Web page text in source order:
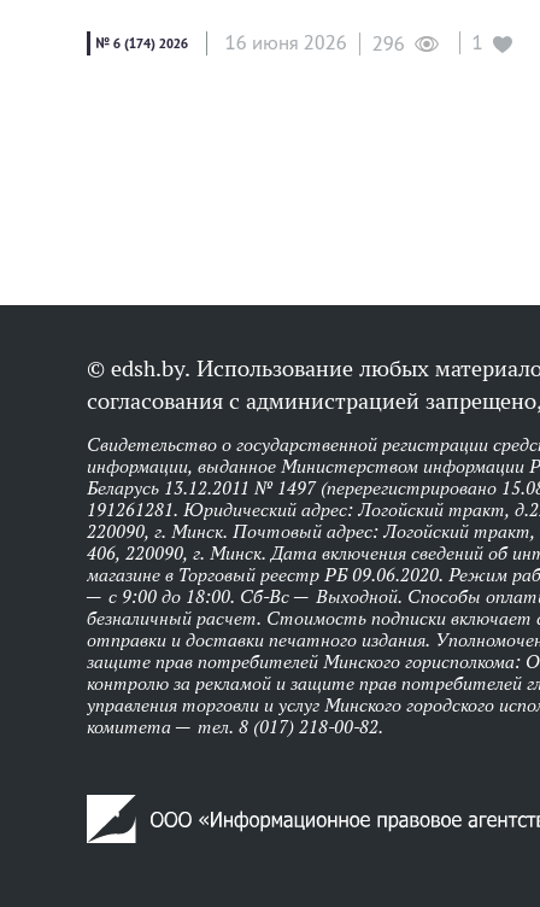
№ 6 (174) 2026 16 июня 2026 296 1
© edsh.by. Использование любых
согласования с администрацией
Свидетельство о государственной регистрации
информации, выданное Министерством информации
Беларусь 13.12.2011 № 1497 (перерегистрировано
191261281. Юридический адрес: Логойский тракт,
220090, г. Минск. Почтовый адрес: Логойский тракт,
406, 220090, г. Минск. Дата включения сведений об
магазине в Торговый реестр РБ 09.06.2020. Режим
— с 9:00 до 18:00. Сб-Вс — Выходной. Способы
безналичный расчет. Стоимость подписки
отправки и доставки печатного издания.
защите прав потребителей Минского горисполкома:
контролю за рекламой и защите прав потребителей
управления торговли и услуг Минского городского
комитета — тел. 8 (017) 218-00-82.